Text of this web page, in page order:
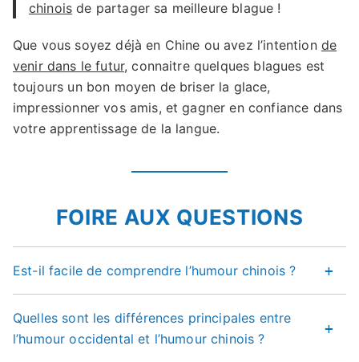
chinois de partager sa meilleure blague !
Que vous soyez déjà en Chine ou avez l’intention de
venir dans le futur, connaitre quelques blagues est
toujours un bon moyen de briser la glace,
impressionner vos amis, et gagner en confiance dans
votre apprentissage de la langue.
FOIRE AUX QUESTIONS
Est-il facile de comprendre l’humour chinois ?
Quelles sont les différences principales entre
l’humour occidental et l’humour chinois ?